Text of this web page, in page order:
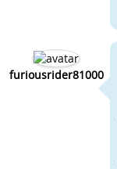
furiousrider81000